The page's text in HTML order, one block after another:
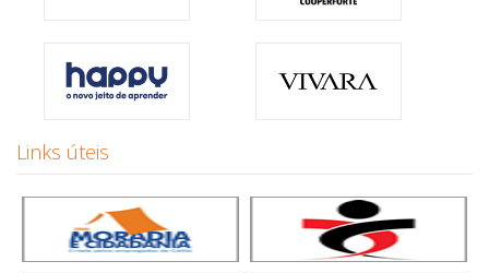
Links úteis